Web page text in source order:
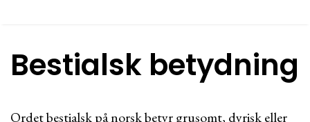
Bestialsk betydning
Ordet bestialsk på norsk betyr grusomt, dyrisk eller